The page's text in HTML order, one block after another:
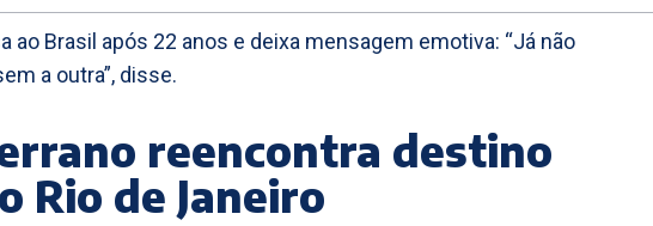
ao Brasil após 22 anos e deixa mensagem emotiva: “Já não
a outra”, disse.
reencontra destino
Rio de Janeiro